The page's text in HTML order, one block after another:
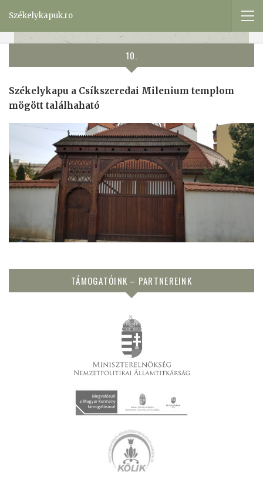
Székelykapuk.ro
10.
Székelykapu a Csíkszeredai Milenium templom
mögött találhaható
TÁMOGATÓINK – PARTNEREINK